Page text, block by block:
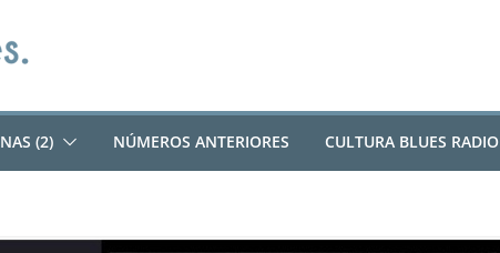
(2) NÚMEROS ANTERIORES CULTURA BLUES RADIO